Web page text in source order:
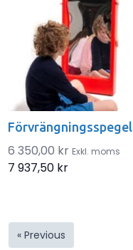
Förvrängningsspegel
6 350,00 kr Exkl. moms
7 937,50 kr
« Previous